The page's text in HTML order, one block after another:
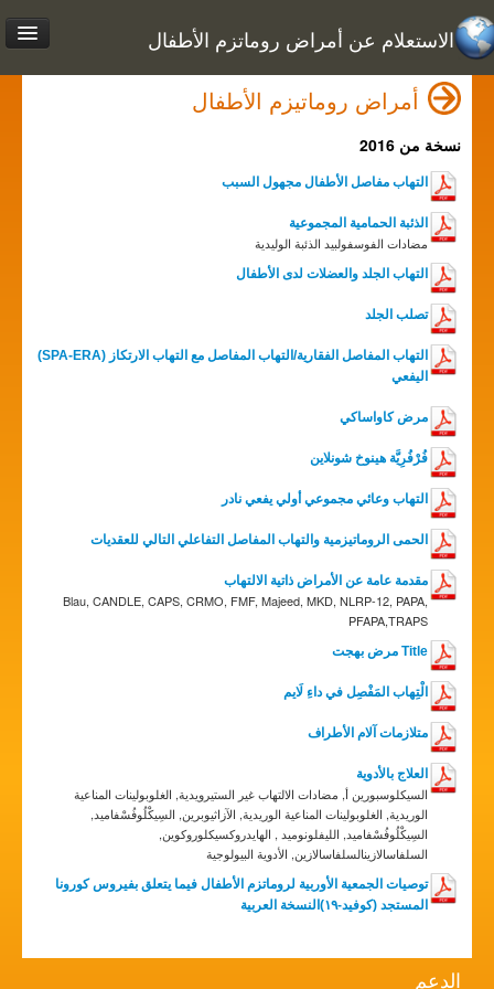
الاستعلام عن أمراض روماتزم الأطفال
أمراض روماتيزم الأطفال
نسخة من 2016
التهاب مفاصل الأطفال مجهول السبب
الذئبة الحمامية المجموعية
مضادات الفوسفولبيد الذئبة الوليدية
التهاب الجلد والعضلات لدى الأطفال
تصلب الجلد
التهاب المفاصل الفقارية/التهاب المفاصل مع التهاب الارتكاز (SPA-ERA)
اليفعي
مرض كاواساكي
فُرْفُرِيَّة هينوخ شونلاين
التهاب وعائي مجموعي أولي يفعي نادر
الحمى الروماتيزمية والتهاب المفاصل التفاعلي التالي للعقديات
مقدمة عامة عن الأمراض ذاتية الالتهاب
Blau, CANDLE, CAPS, CRMO, FMF, Majeed, MKD, NLRP-12, PAPA,
PFAPA,TRAPS
Title مرض بهجت
الْتِهاب المَفْصِل في داءِ لَايم
متلازمات آلام الأطراف
العلاج بالأدوية
السيكلوسبورين أ, مضادات الالتهاب غير الستيرويدية, الغلوبولينات المناعية
الوريدية, الغلوبولينات المناعية الوريدية, الآزاثيوبرين, السِيكْلُوفُسْفاميد,
السِيكْلُوفُسْفاميد, الليفلونوميد , الهايدروكسيكلوروكوين,
السلفاسالازينالسلفاسالازين, الأدوية البيولوجية
توصيات الجمعية الأوربية لروماتزم الأطفال فيما يتعلق بفيروس كورونا
المستجد (كوفيد-١٩)النسخة العربية
الدعم